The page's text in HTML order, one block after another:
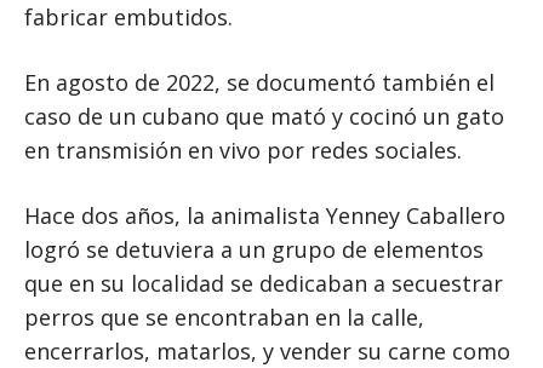
fabricar embutidos.
En agosto de 2022, se documentó también el
caso de un cubano que mató y cocinó un gato
en transmisión en vivo por redes sociales.
Hace dos años, la animalista Yenney Caballero
logró se detuviera a un grupo de elementos
que en su localidad se dedicaban a secuestrar
perros que se encontraban en la calle,
encerrarlos, matarlos, y vender su carne como